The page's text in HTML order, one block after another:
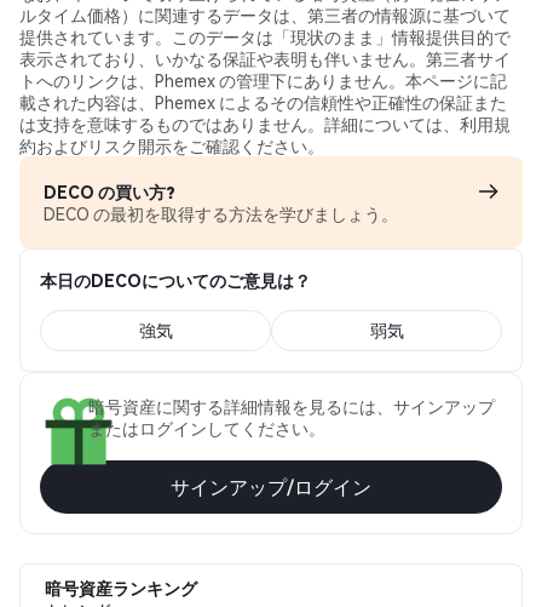
ルタイム価格）に関連するデータは、第三者の情報源に基づいて
提供されています。このデータは「現状のまま」情報提供目的で
表示されており、いかなる保証や表明も伴いません。第三者サイ
トへのリンクは、Phemex の管理下にありません。本ページに記
載された内容は、Phemex によるその信頼性や正確性の保証また
は支持を意味するものではありません。詳細については、利用規
約およびリスク開示をご確認ください。
DECO の買い方?
DECO の最初を取得する方法を学びましょう。
本日のDECOについてのご意見は？
強気 弱気
暗号資産に関する詳細情報を見るには、サインアップ
またはログインしてください。
サインアップ/ログイン
暗号資産ランキング